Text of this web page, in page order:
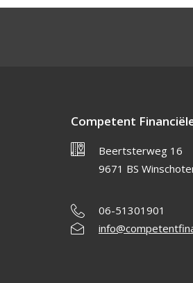
Competent
Beertsterweg 16
9671 BS
06-51301901